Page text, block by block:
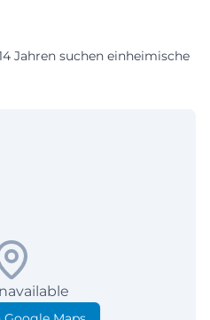
Jahren suchen einheimische